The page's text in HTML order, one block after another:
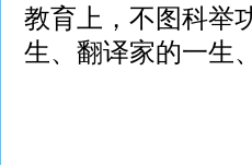
教育上，不图科举
生、翻译家的一生